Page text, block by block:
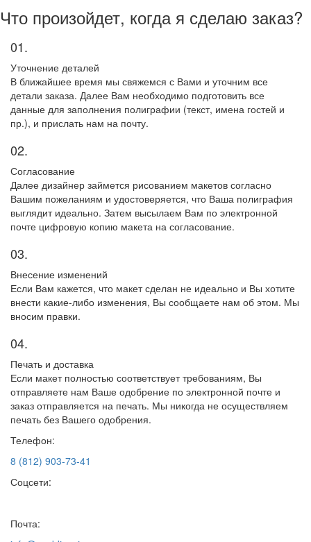
Что произойдет, когда я сделаю заказ?
01.
Уточнение деталей
В ближайшее время мы свяжемся с Вами и уточним все
детали заказа. Далее Вам необходимо подготовить все
данные для заполнения полиграфии (текст, имена гостей и
пр.), и прислать нам на почту.
02.
Согласование
Далее дизайнер займется рисованием макетов согласно
Вашим пожеланиям и удостоверяется, что Ваша полиграфия
выглядит идеально. Затем высылаем Вам по электронной
почте цифровую копию макета на согласование.
03.
Внесение изменений
Если Вам кажется, что макет сделан не идеально и Вы хотите
внести какие-либо изменения, Вы сообщаете нам об этом. Мы
вносим правки.
04.
Печать и доставка
Если макет полностью соответствует требованиям, Вы
отправляете нам Ваше одобрение по электронной почте и
заказ отправляется на печать. Мы никогда не осуществляем
печать без Вашего одобрения.
Телефон:
8 (812) 903-73-41
Соцсети:
Почта: